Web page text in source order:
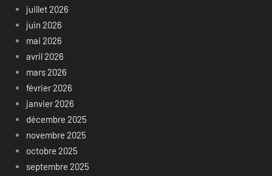
juillet 2026
juin 2026
mai 2026
avril 2026
mars 2026
février 2026
janvier 2026
décembre 2025
novembre 2025
octobre 2025
septembre 2025